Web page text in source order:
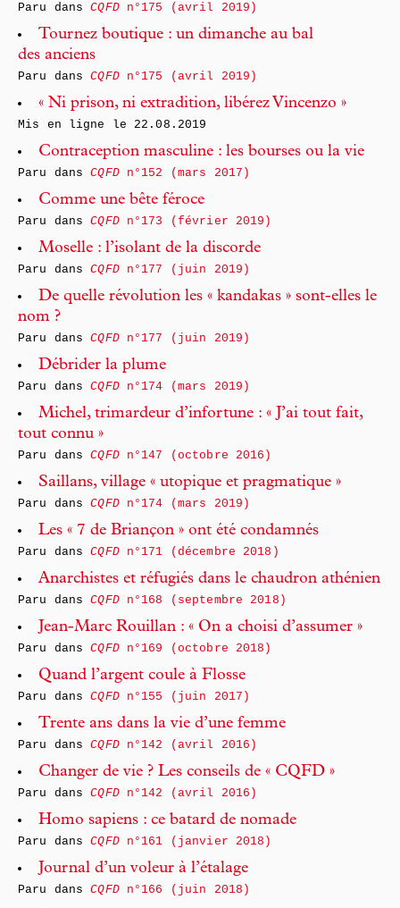
Paru dansCQFDn°175 (avril 2019)
Tournez boutique : un dimanche au bal
des anciens
Paru dansCQFDn°175 (avril 2019)
« Ni prison, ni extradition, libérez Vincenzo »
Mis en ligne le 22.08.2019
Contraception masculine : les bourses ou la vie
Paru dansCQFDn°152 (mars 2017)
Comme une bête féroce
Paru dansCQFDn°173 (février 2019)
Moselle : l’isolant de la discorde
Paru dansCQFDn°177 (juin 2019)
De quelle révolution les « kandakas » sont-elles le
nom ?
Paru dansCQFDn°177 (juin 2019)
Débrider la plume
Paru dansCQFDn°174 (mars 2019)
Michel, trimardeur d’infortune : « J’ai tout fait,
tout connu »
Paru dansCQFDn°147 (octobre 2016)
Saillans, village « utopique et pragmatique »
Paru dansCQFDn°174 (mars 2019)
Les « 7 de Briançon » ont été condamnés
Paru dansCQFDn°171 (décembre 2018)
Anarchistes et réfugiés dans le chaudron athénien
Paru dansCQFDn°168 (septembre 2018)
Jean-Marc Rouillan : « On a choisi d’assumer »
Paru dansCQFDn°169 (octobre 2018)
Quand l’argent coule à Flosse
Paru dansCQFDn°155 (juin 2017)
Trente ans dans la vie d’une femme
Paru dansCQFDn°142 (avril 2016)
Changer de vie ? Les conseils de « CQFD »
Paru dansCQFDn°142 (avril 2016)
Homo sapiens : ce batard de nomade
Paru dansCQFDn°161 (janvier 2018)
Journal d’un voleur à l’étalage
Paru dansCQFDn°166 (juin 2018)